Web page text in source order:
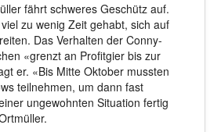
fährt schweres Geschütz auf.
zu wenig Zeit gehabt, sich auf
Das Verhalten der Conny-
«grenzt an Profitgier bis zur
er. «Bis Mitte Oktober mussten
teilnehmen, um dann fast
ungewohnten Situation fertig